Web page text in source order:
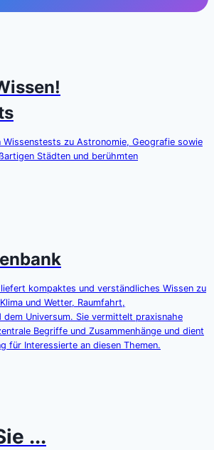
Wissenstests zu Astronomie, Geografie sowie
Städten und berühmten
kompaktes und verständliches Wissen zu
und Wetter, Raumfahrt,
dem Universum. Sie vermittelt praxisnahe
Begriffe und Zusammenhänge und dient
für Interessierte an diesen Themen.
...